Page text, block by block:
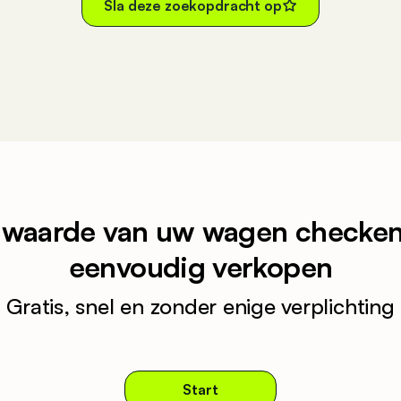
Sla deze zoekopdracht op
van uw wagen
eenvoudig verkopen
Gratis, snel en zonder enige verplichting
Start